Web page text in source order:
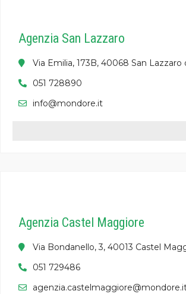
Agenzia San Lazzaro
Via Emilia, 173B, 40068 San Lazzaro
051 728890
info@mondore.it
Agenzia Castel Maggiore
Via Bondanello, 3, 40013 Castel
051 729486